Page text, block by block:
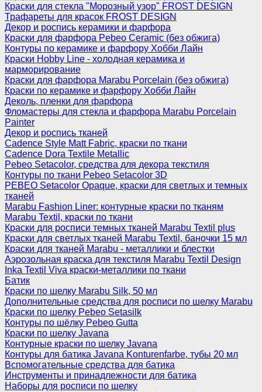
Краски для стекла "Морозный узор" FROST DESIGN
Трафареты для красок FROST DESIGN
Декор и роспись керамики и фарфора
Краски для фарфора Pebeo Ceramic (без обжига)
Контуры по керамике и фарфору Хобби Лайн
Краски Hobby Line - холодная керамика и
марморирование
Краски для фарфора Marabu Porcelain (без обжига)
Краски по керамике и фарфору Хобби Лайн
Деколь, пленки для фарфора
Фломастеры для стекла и фарфора Marabu Porcelain
Painter
Декор и роспись тканей
Cadence Style Matt Fabric, краски по ткани
Cadence Dora Textile Metallic
Pebeo Setacolor, средства для декора текстиля
Контуры по ткани Pebeo Setacolor 3D
PEBEO Setacolor Opaque, краски для светлых и темных
тканей
Marabu Fashion Liner: контурные краски по тканям
Marabu Textil, краски по ткани
Краски для росписи темных тканей Marabu Textil plus
Краски для светлых тканей Marabu Textil, баночки 15 мл
Краски для тканей Marabu - металлики и блестки
Аэрозольная краска для текстиля Marabu Textil Design
Inka Textil Viva краски-металлики по ткани
Батик
Краски по шелку Marabu Silk, 50 мл
Дополнительные средства для росписи по шелку Marabu
Краски по шелку Pebeo Setasilk
Контуры по шёлку Pebeo Gutta
Краски по шелку Javana
Контурные краски по шелку Javana
Контуры для батика Javana Konturenfarbe, тубы 20 мл
Вспомогательные средства для батика
Инструменты и принадлежности для батика
Наборы для росписи по шелку